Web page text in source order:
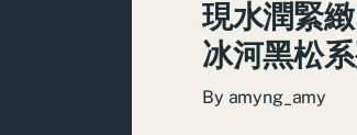
現水潤緊緻
冰河黑松系
By amyng_amy